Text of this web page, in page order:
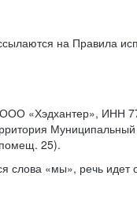
на Правила
«Хэдхантер», ИНН
Муниципальный
25).
слова «мы», речь